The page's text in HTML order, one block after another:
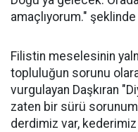
amaçlıyorum."
Filistin meselesinin
topluluğun sorunu
vurgulayan Daşkıran
zaten bir sürü
derdimiz var,